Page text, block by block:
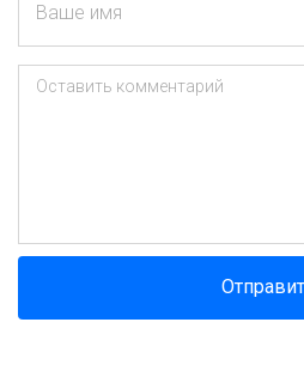
Ваше имя
Оставить комментарий